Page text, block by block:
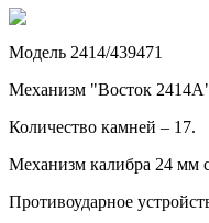
Модель 2414/439471
Механизм "Восток
Количество камней – 17.
Механизм калибра 24 мм
Противоударное